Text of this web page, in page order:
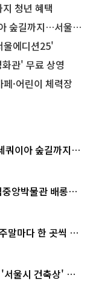
청년 혜택
…서울둘레길 15코스
울에디션25'
관' 무료 상영
·어린이 체력장
쿼이아 숲길까지…
앙박물관 배롱나
말마다 한 곳씩 떠
서울시 건축상' 수